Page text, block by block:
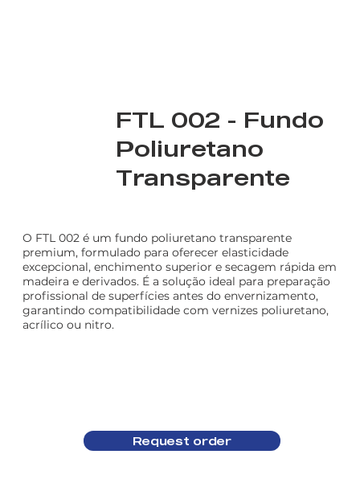
FTL 002 - Fundo
Poliuretano
Transparente
O FTL 002 é um fundo poliuretano transparente
premium, formulado para oferecer elasticidade
excepcional, enchimento superior e secagem rápida em
madeira e derivados. É a solução ideal para preparação
profissional de superfícies antes do envernizamento,
garantindo compatibilidade com vernizes poliuretano,
acrílico ou nitro.
Request order